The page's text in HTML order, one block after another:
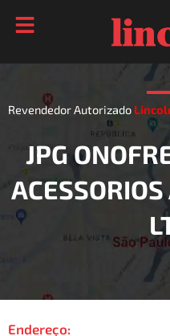
para
conteúdo
Revendedor Autorizado
JPG
Endereço: